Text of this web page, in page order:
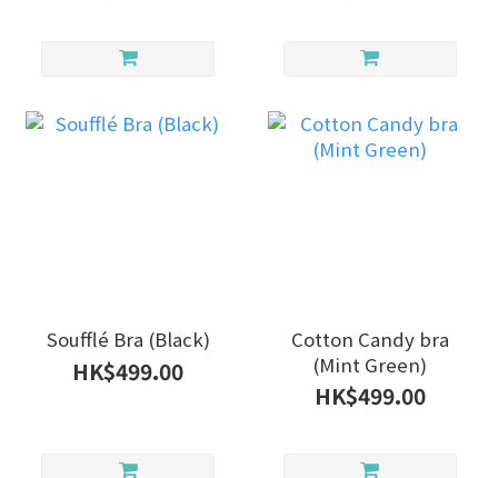
Soufflé Bra (Black)
HK$499.00
Cotton Candy bra
(Mint Green)
HK$499.00